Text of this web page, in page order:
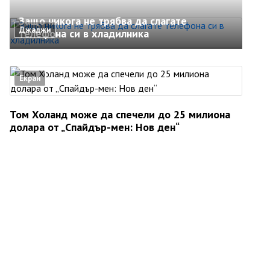
Джаджи
Защо никога не трябва да слагате
телефона си в хладилника
Екран
Том Холанд може да спечели до 25 милиона
долара от „Спайдър-мен: Нов ден“